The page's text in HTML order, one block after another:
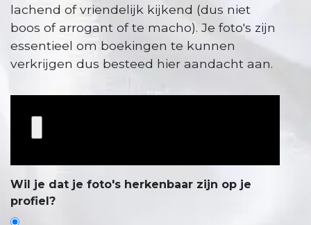
lachend of vriendelijk kijkend (dus niet
boos of arrogant of te macho). Je foto's zijn
essentieel om boekingen te kunnen
verkrijgen dus besteed hier aandacht aan.
Wil je dat je foto's herkenbaar zijn op je
profiel?